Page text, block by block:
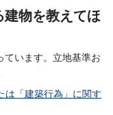
物を教えてほ
ています。立地基準お
は「建築行為」に関す